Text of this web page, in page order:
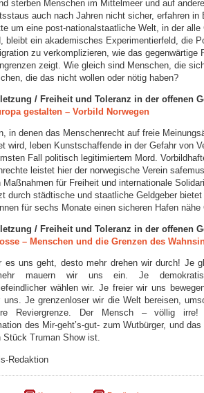
sterben Menschen im Mittelmeer und auf
auch nach Jahren nicht sicher, erfahren in
um eine post-nationalstaatliche Welt, in der
bleibt ein akademisches Experimentierfeld, die
zu verkomplizieren, wie das gegenwärtige
zeigt. Wie gleich sind Menschen, die
die das nicht wollen oder nötig haben?
/ Freiheit und Toleranz in der offenen
gestalten – Vorbild Norwegen
in denen das Menschenrecht auf freie
wird, leben Kunstschaffende in der Gefahr von
Fall politisch legitimiertem Mord.
leistet hier der norwegische Verein
Maßnahmen für Freiheit und internationale
durch städtische und staatliche Geldgeber
für sechs Monate einen sicheren Hafen nähe
/ Freiheit und Toleranz in der offenen
– Menschen und die Grenzen des
es uns geht, desto mehr drehen wir durch! Je
mauern wir uns ein. Je
wählen wir. Je freier wir uns
uns. Je grenzenloser wir die Welt bereisen,
Reviergrenze. Der Mensch – völlig
des Mir-geht’s-gut- zum Wutbürger, und
Stück Truman Show ist.
Redaktion